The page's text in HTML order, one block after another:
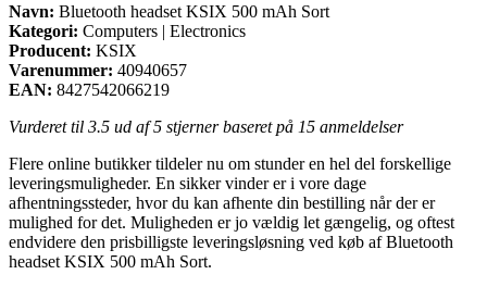
Navn: Bluetooth headset KSIX 500 mAh Sort
Kategori: Computers | Electronics
Producent: KSIX
Varenummer: 40940657
EAN: 8427542066219
Vurderet til 3.5 ud af 5 stjerner baseret på 15 anmeldelser
Flere online butikker tildeler nu om stunder en hel del forskellige
leveringsmuligheder. En sikker vinder er i vore dage
afhentningssteder, hvor du kan afhente din bestilling når der er
mulighed for det. Muligheden er jo vældig let gængelig, og oftest
endvidere den prisbilligste leveringsløsning ved køb af Bluetooth
headset KSIX 500 mAh Sort.